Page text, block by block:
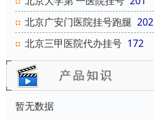
北京广安门医院挂号跑腿 202
北京三甲医院代办挂号 172
暂无数据